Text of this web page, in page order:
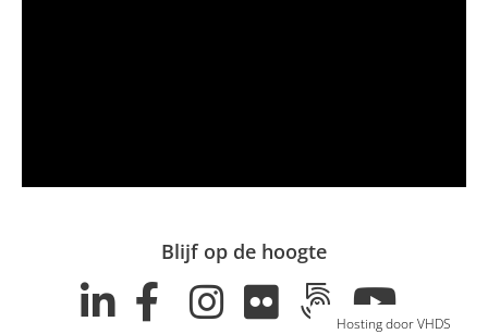
Blijf op de hoogte
Hosting door VHDS